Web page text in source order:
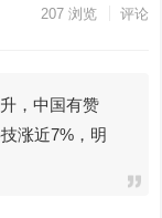
207浏览 评论
，中国有赞
涨近7%，明